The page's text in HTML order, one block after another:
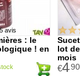
: le
! en
avis
lot
mois
€4 .90